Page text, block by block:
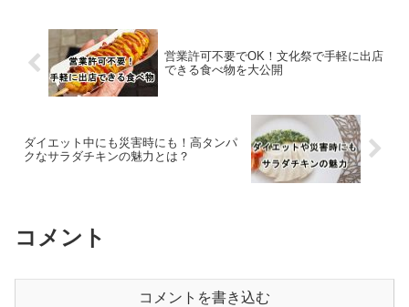
営業許可不要でOK！文化祭で手軽に出店
できる食べ物を大公開
ダイエット中にも災害時にも！高タンパ
クなサラダチキンの魅力とは？
コメント
コメントを書き込む